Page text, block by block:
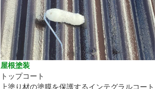
屋根塗装
トップコート
上塗り材の塗膜を保護するインテグラルコート